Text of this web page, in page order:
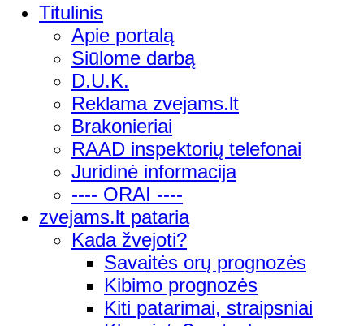
Titulinis
Apie portalą
Siūlome darbą
D.U.K.
Reklama zvejams.lt
Brakonieriai
RAAD inspektorių telefonai
Juridinė informacija
---- ORAI ----
zvejams.lt pataria
Kada žvejoti?
Savaitės orų prognozės
Kibimo prognozės
Kiti patarimai, straipsniai